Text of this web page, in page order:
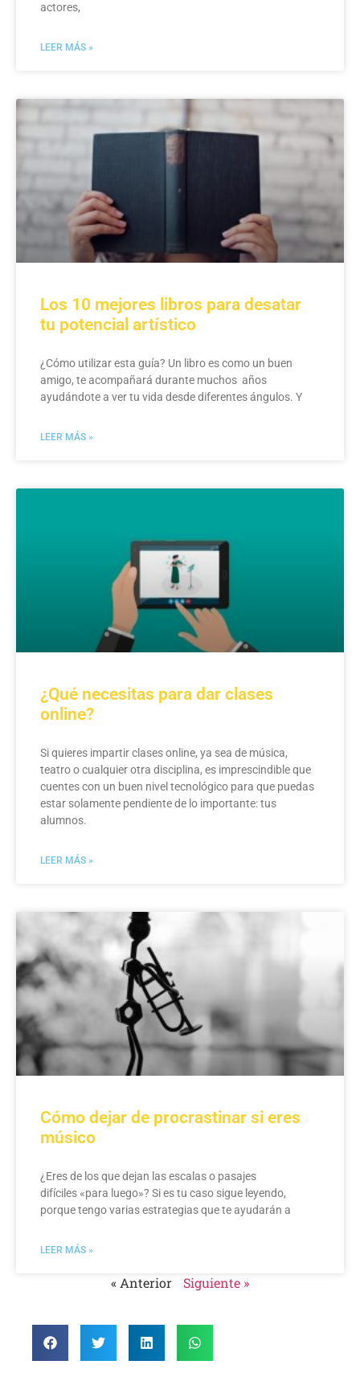
actores,
LEER MÁS »
Los 10 mejores libros para desatar
tu potencial artístico
¿Cómo utilizar esta guía? Un libro es como un buen
amigo, te acompañará durante muchos años
ayudándote a ver tu vida desde diferentes ángulos. Y
LEER MÁS »
¿Qué necesitas para dar clases
online?
Si quieres impartir clases online, ya sea de música,
teatro o cualquier otra disciplina, es imprescindible que
cuentes con un buen nivel tecnológico para que puedas
estar solamente pendiente de lo importante: tus
alumnos.
LEER MÁS »
Cómo dejar de procrastinar si eres
músico
¿Eres de los que dejan las escalas o pasajes
difíciles «para luego»? Si es tu caso sigue leyendo,
porque tengo varias estrategias que te ayudarán a
LEER MÁS »
« Anterior Siguiente »